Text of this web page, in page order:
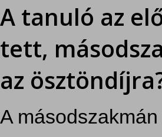
A tanuló az
tett,
az
A